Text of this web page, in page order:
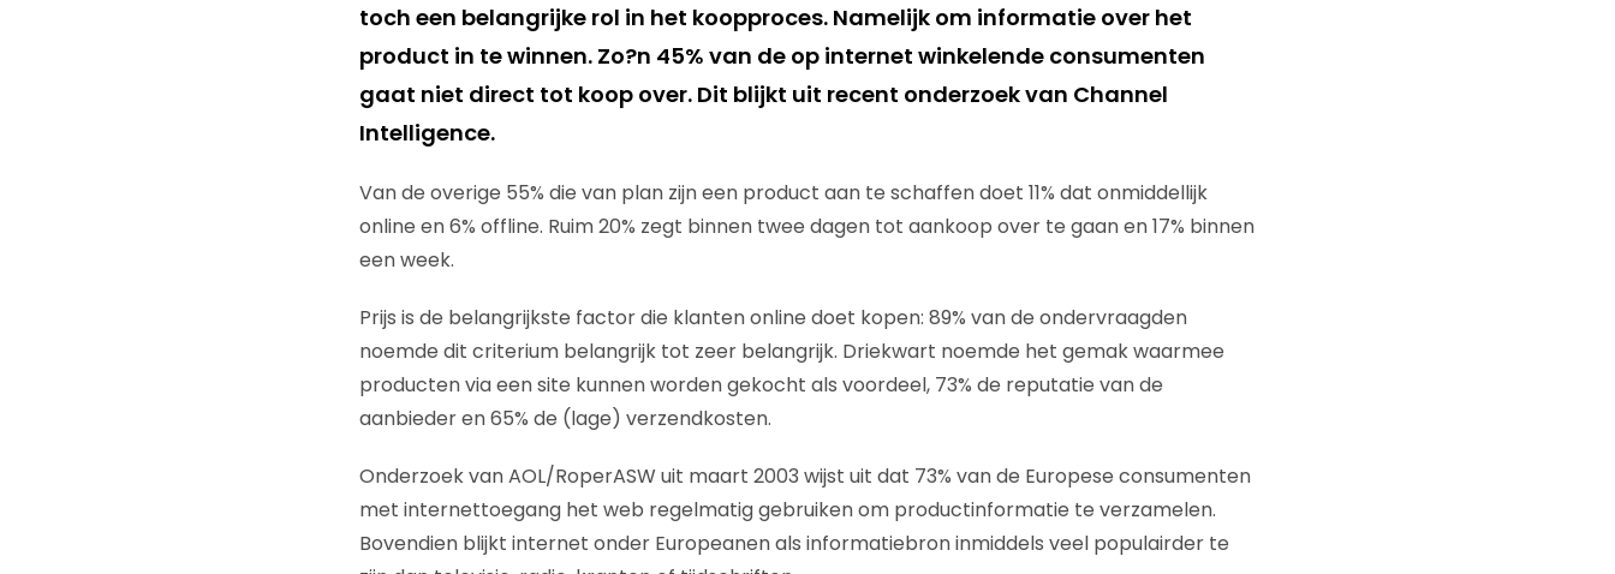
toch een belangrijke rol in het koopproces. Namelijk om informatie over het
product in te winnen. Zo?n 45% van de op internet winkelende consumenten
gaat niet direct tot koop over. Dit blijkt uit recent onderzoek van Channel
Intelligence.
Van de overige 55% die van plan zijn een product aan te schaffen doet 11% dat onmiddellijk
online en 6% offline. Ruim 20% zegt binnen twee dagen tot aankoop over te gaan en 17% binnen
een week.
Prijs is de belangrijkste factor die klanten online doet kopen: 89% van de ondervraagden
noemde dit criterium belangrijk tot zeer belangrijk. Driekwart noemde het gemak waarmee
producten via een site kunnen worden gekocht als voordeel, 73% de reputatie van de
aanbieder en 65% de (lage) verzendkosten.
Onderzoek van AOL/RoperASW uit maart 2003 wijst uit dat 73% van de Europese consumenten
met internettoegang het web regelmatig gebruiken om productinformatie te verzamelen.
Bovendien blijkt internet onder Europeanen als informatiebron inmiddels veel populairder te